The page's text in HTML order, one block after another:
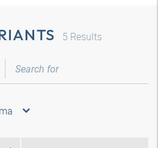
5 Results